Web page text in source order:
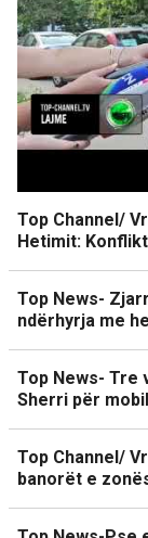
Top Channel/
Hetimit:
Top News-
ndërhyrja me
Top News- Tre
Sherri për
Top Channel/
banorët e